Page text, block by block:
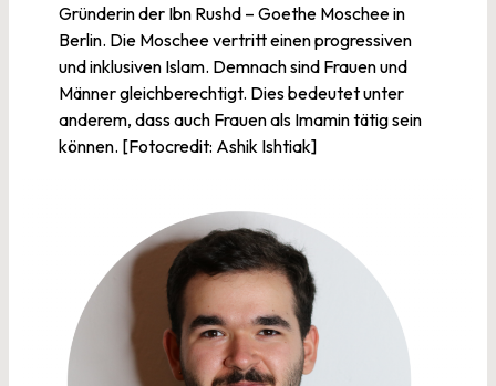
Gründerin der Ibn Rushd – Goethe Moschee in
Berlin. Die Moschee vertritt einen progressiven
und inklusiven Islam. Demnach sind Frauen und
Männer gleichberechtigt. Dies bedeutet unter
anderem, dass auch Frauen als Imamin tätig sein
können. [Fotocredit: Ashik Ishtiak]